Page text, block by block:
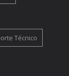
Técnico